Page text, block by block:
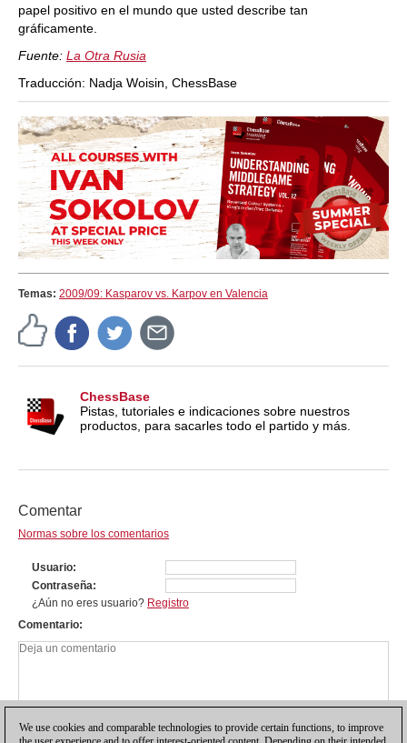
papel positivo en el mundo que usted describe tan
gráficamente.
Fuente: La Otra Rusia
Traducción: Nadja Woisin, ChessBase
Temas: 2009/09: Kasparov vs. Karpov en Valencia
ChessBase
Pistas, tutoriales e indicaciones sobre nuestros
productos, para sacarles todo el partido y más.
Comentar
Normas sobre los comentarios
Usuario
Contraseña
¿Aún no eres usuario? Registro
Comentario
We use cookies and comparable technologies to provide certain functions, to improve